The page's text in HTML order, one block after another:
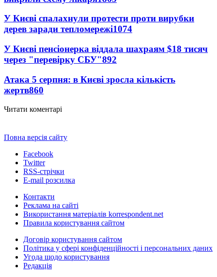
У Києві спалахнули протести проти вирубки
дерев заради тепломережі1074
У Києві пенсіонерка віддала шахраям $18 тисяч
через "перевірку СБУ"892
Атака 5 серпня: в Києві зросла кількість
жертв860
Читати коментарі
Повна версія сайту
Facebook
Twitter
RSS-стрічки
E-mail розсилка
Контакти
Реклама на сайті
Використання матеріалів korrespondent.net
Правила користування сайтом
Договір користування сайтом
Політика у сфері конфіденційності і персональних даних
Угода щодо користування
Редакція